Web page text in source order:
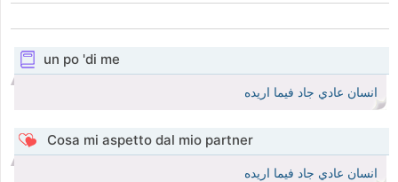
un po 'di me
انسان عادي جاد فيما اريده
Cosa mi aspetto dal mio partner
انسان عادي جاد فيما اريده